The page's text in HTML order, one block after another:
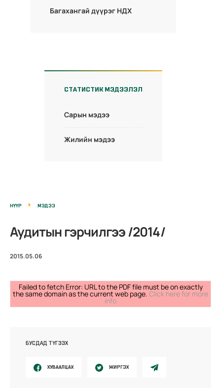
Багахангай дүүрэг НДХ
СТАТИСТИК МЭДЭЭЛЭЛ
Сарын мэдээ
Жилийн мэдээ
НҮҮР МЭДЭЭ
Аудитын гэрчилгээ /2014/
2015.05.06
Failed to fetch Error: URL to the PDF file must be on exactly
the same domain as the current web page. Click here for more
info
БУСДАД ТҮГЭЭХ
ХУВААЛЦАХ ЖИРГЭХ